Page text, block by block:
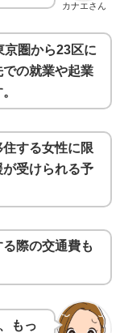
カナエさん
京圏から23区に
の就業や起業
する女性に限
受けられる予
際の交通費も
もっ